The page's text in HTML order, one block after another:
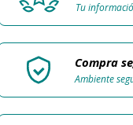
Tu
Compra
Ambiente